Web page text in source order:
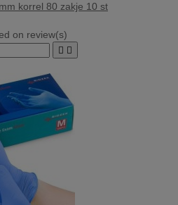
korrel 80 zakje 10 st
on review(s)
 